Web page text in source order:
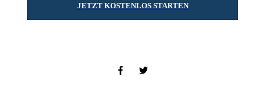
JETZT KOSTENLOS STARTEN